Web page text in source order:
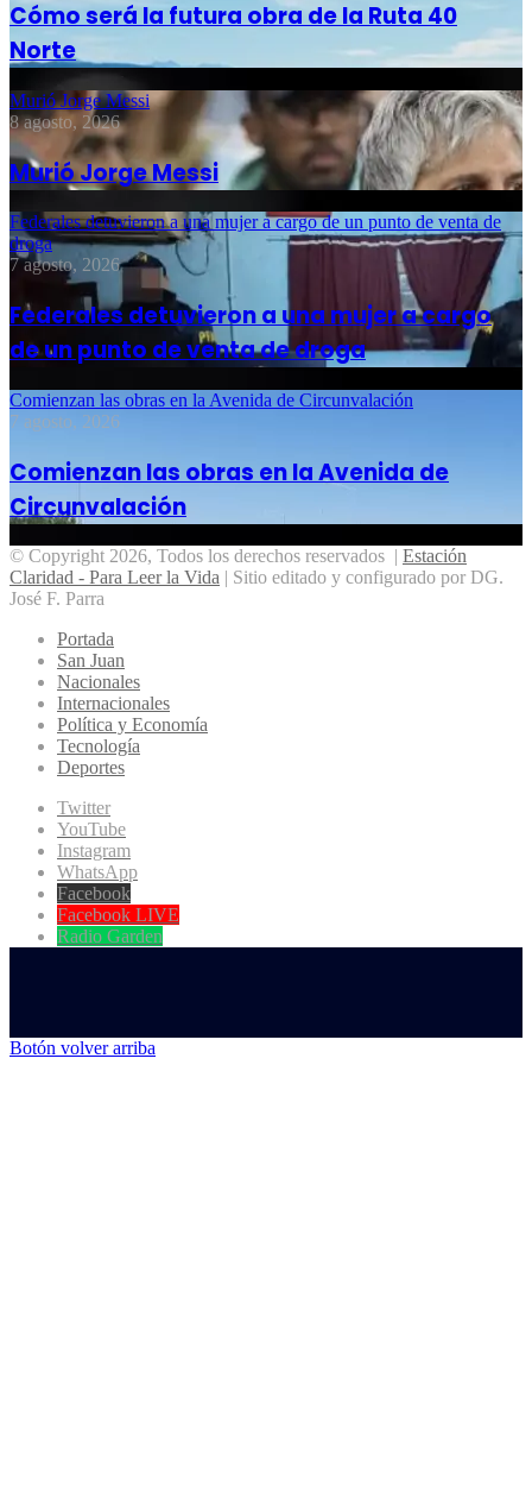
Cómo será la futura obra de la Ruta 40
Norte
Murió Jorge Messi
8 agosto, 2026
Murió Jorge Messi
Federales detuvieron a una mujer a cargo de un punto de venta de
droga
7 agosto, 2026
Federales detuvieron a una mujer a cargo
de un punto de venta de droga
Comienzan las obras en la Avenida de Circunvalación
7 agosto, 2026
Comienzan las obras en la Avenida de
Circunvalación
© Copyright 2026, Todos los derechos reservados | Estación
Claridad - Para Leer la Vida | Sitio editado y configurado por DG.
José F. Parra
Portada
San Juan
Nacionales
Internacionales
Política y Economía
Tecnología
Deportes
Twitter
YouTube
Instagram
WhatsApp
Facebook
Facebook LIVE
Radio Garden
Botón volver arriba